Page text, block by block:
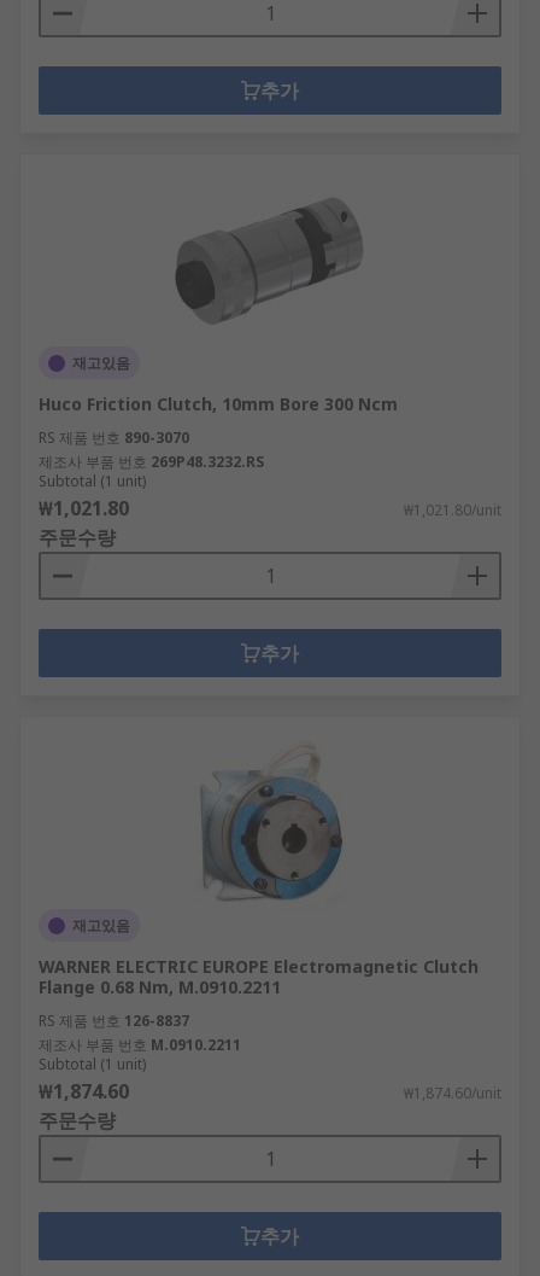
추가
재고있음
Huco Friction Clutch, 10mm Bore 300 Ncm
RS 제품 번호 890-3070
제조사 부품 번호 269P48.3232.RS
Subtotal (1 unit)
₩1,021.80 ₩1,021.80/unit
주문수량
추가
재고있음
WARNER ELECTRIC EUROPE Electromagnetic Clutch
Flange 0.68 Nm, M.0910.2211
RS 제품 번호 126-8837
제조사 부품 번호 M.0910.2211
Subtotal (1 unit)
₩1,874.60 ₩1,874.60/unit
주문수량
추가